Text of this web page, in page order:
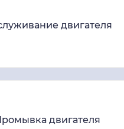
двигателя
двигателя